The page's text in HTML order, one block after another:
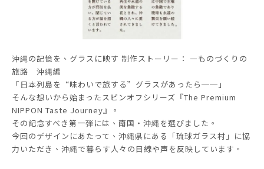
沖縄の記憶を、グラスに映す 制作ストーリー： ―ものづくりの
旅路 沖縄編
「日本列島を“味わいで旅する”グラスがあったら──」
そんな想いから始まったスピンオフシリーズ『The Premium
NIPPON Taste Journey』。
その記念すべき第一弾には、南国・沖縄を選びました。
今回のデザインにあたって、沖縄県にある「琉球ガラス村」に協
力いただき、沖縄で暮らす人々の目線や声を反映しています。